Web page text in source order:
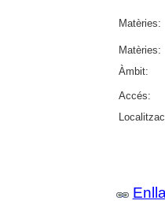
Matèries:
Matèries:
Àmbit:
Accés: